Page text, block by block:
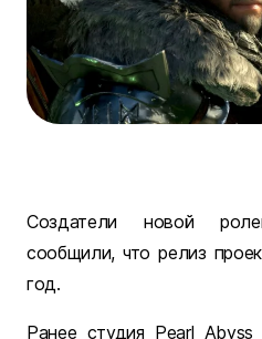
Создатели новой
сообщили, что релиз
год.
Ранее студия Pearl Abyss